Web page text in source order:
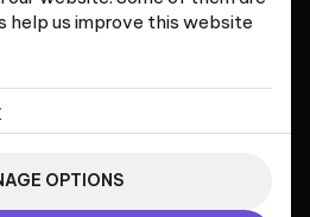
Immigration
help us improve this website
OPTIONS